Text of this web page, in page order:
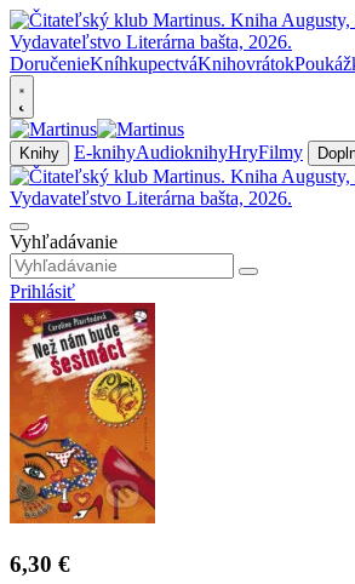
DoručenieKníhkupectváKnihovrátok
Knihy E-knihyAudioknihyHryFilmy
Vyhľadávanie
Prihlásiť
6,30 €